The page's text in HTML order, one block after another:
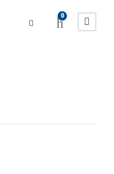
0